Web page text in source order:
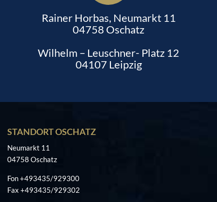
Rainer Horbas, Neumarkt 11
04758 Oschatz
Wilhelm – Leuschner- Platz 12
04107 Leipzig
STANDORT OSCHATZ
Neumarkt 11
04758 Oschatz
Fon +493435/929300
Fax +493435/929302